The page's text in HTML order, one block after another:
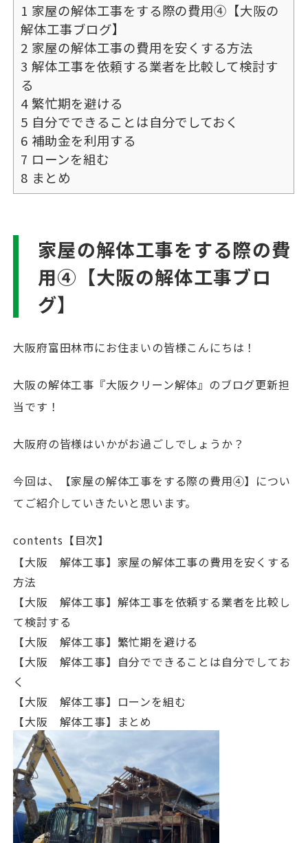
1 家屋の解体工事をする際の費用④【大阪の
解体工事ブログ】
2 家屋の解体工事の費用を安くする方法
3 解体工事を依頼する業者を比較して検討す
る
4繁忙期を避ける
5 自分でできることは自分でしておく
6 補助金を利用する
7 ローンを組む
8 まとめ
家屋の解体工事をする際の費
用④【大阪の解体工事ブロ
グ】
大阪府富田林市にお住まいの皆様こんにちは！
大阪の解体工事『大阪クリーン解体』のブログ更新担
当です！
大阪府の皆様はいかがお過ごしでしょうか？
今回は、【家屋の解体工事をする際の費用④】につい
てご紹介していきたいと思います。
contents【目次】
【大阪 解体工事】家屋の解体工事の費用を安くする
方法
【大阪 解体工事】解体工事を依頼する業者を比較し
て検討する
【大阪 解体工事】繁忙期を避ける
【大阪 解体工事】自分でできることは自分でしてお
く
【大阪 解体工事】ローンを組む
【大阪 解体工事】まとめ